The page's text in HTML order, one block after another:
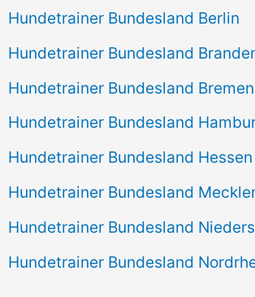
Hundetrainer Bundesland Berlin
Hundetrainer Bundesland
Hundetrainer Bundesland Bremen
Hundetrainer Bundesland
Hundetrainer Bundesland Hessen
Hundetrainer Bundesland
Hundetrainer Bundesland
Hundetrainer Bundesland